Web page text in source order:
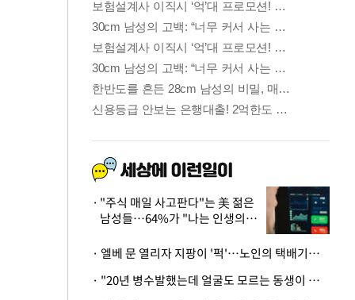
"주식 매일 사고판다"는 美 젊은
남성들…64%가 "나는 인생의
· 엘베 문 열리자 지팡이 '퍽'…노인의 택배기사 폭행 이유
· "20년 병수발했는데 얼굴도 모르는 동생이 유산 절반을"…배다른 형제 상속권 있을까